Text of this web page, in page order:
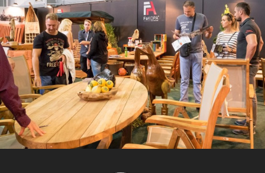
CZK EUR
TEAK
ART / DOPLŇKY
RATAN
NÁBYTEK ZE SUARU